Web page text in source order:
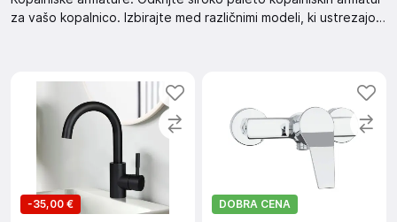
za vašo kopalnico. Izbirajte med različnimi modeli, ki ustrezajo
-35,00 €
DOBRA CENA